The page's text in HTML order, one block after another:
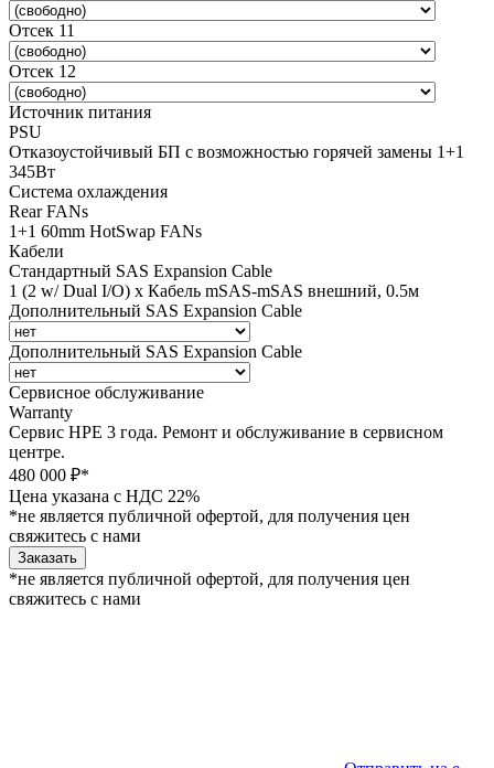
Отсек 11
Отсек 12
Источник питания
PSU
Отказоустойчивый БП с возможностью горячей замены 1+1
345Вт
Система охлаждения
Rear FANs
1+1 60mm HotSwap FANs
Кабели
Стандартный SAS Expansion Cable
1 (2 w/ Dual I/O) x Кабель mSAS-mSAS внешний, 0.5м
Дополнительный SAS Expansion Cable
Дополнительный SAS Expansion Cable
Сервисное обслуживание
Warranty
Сервис HPE 3 года. Ремонт и обслуживание в сервисном
центре.
480 000 ₽*
Цена указана с НДС 22%
*не является публичной офертой, для получения цен
свяжитесь с нами
Заказать
*не является публичной офертой, для получения цен
свяжитесь с нами